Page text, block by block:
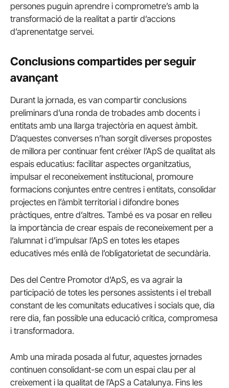
persones puguin aprendre i comprometre’s amb la
transformació de la realitat a partir d’accions
d’aprenentatge servei.
Conclusions compartides per seguir
avançant
Durant la jornada, es van compartir conclusions
preliminars d’una ronda de trobades amb docents i
entitats amb una llarga trajectòria en aquest àmbit.
D’aquestes converses n’han sorgit diverses propostes
de millora per continuar fent créixer l’ApS de qualitat als
espais educatius: facilitar aspectes organitzatius,
impulsar el reconeixement institucional, promoure
formacions conjuntes entre centres i entitats, consolidar
projectes en l’àmbit territorial i difondre bones
pràctiques, entre d’altres. També es va posar en relleu
la importància de crear espais de reconeixement per a
l’alumnat i d’impulsar l’ApS en totes les etapes
educatives més enllà de l’obligatorietat de secundària.
Des del Centre Promotor d’ApS, es va agrair la
participació de totes les persones assistents i el treball
constant de les comunitats educatives i socials que, dia
rere dia, fan possible una educació crítica, compromesa
i transformadora.
Amb una mirada posada al futur, aquestes jornades
continuen consolidant-se com un espai clau per al
creixement i la qualitat de l’ApS a Catalunya. Fins les